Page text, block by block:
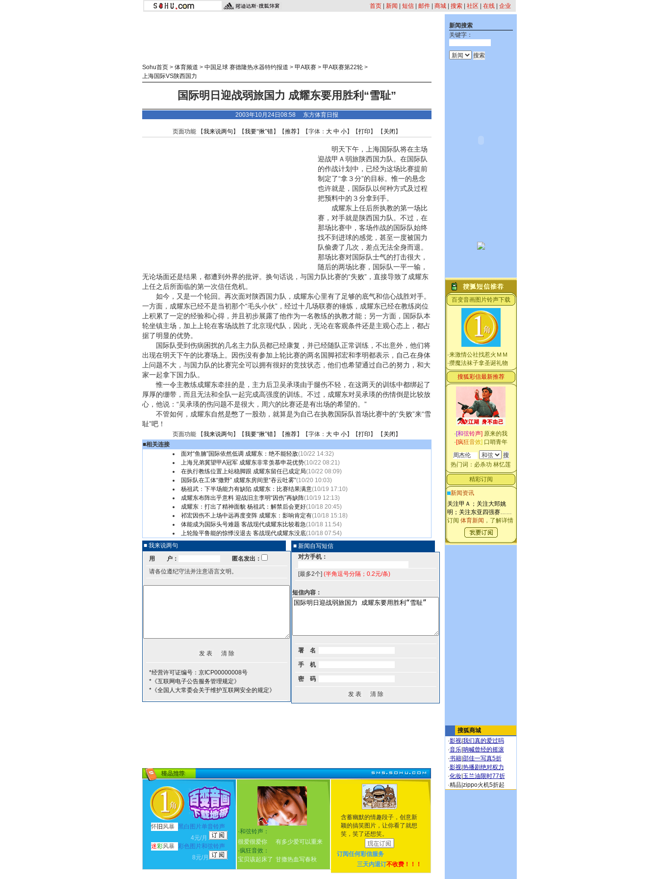
首页 新闻 短信 邮件 商城 搜索 社区 在线 企业
Sohu首页 > 体育频道 > 中国足球 赛德隆热水器特约报道 > 甲A联赛 > 甲A联赛第22轮 >
上海国际VS陕西国力
国际明日迎战弱旅国力 成耀东要用胜利“雪耻”
2003年10月24日08:58 东方体育日报
页面功能 【我来说两句 】【我要“揪”错】【推荐】【字体： 大 中 小】【打印 】 【 关闭 】
明天下午，上海国际队将在主场
迎战甲Ａ弱旅陕西国力队。在国际队
的作战计划中，已经为这场比赛提前
制定了“拿３分”的目标。惟一的悬念
也许就是，国际队以何种方式及过程
把预料中的３分拿到手。
成耀东上任后所执教的第一场比
赛，对手就是陕西国力队。不过，在
那场比赛中，客场作战的国际队始终
找不到进球的感觉，甚至一度被国力
队偷袭了几次，差点无法全身而退。
那场比赛对国际队士气的打击很大，
随后的两场比赛，国际队一平一输，
无论场面还是结果，都遭到外界的批评。换句话说，与国力队比赛的“失败”，直接导致了成耀东
上任之后所面临的第一次信任危机。
如今，又是一个轮回。再次面对陕西国力队，成耀东心里有了足够的底气和信心战胜对手。
一方面，成耀东已经不是当初那个“毛头小伙”，经过十几场联赛的锤炼，成耀东已经在教练岗位
上积累了一定的经验和心得，并且初步展露了他作为一名教练的执教才能；另一方面，国际队本
轮坐镇主场，加上上轮在客场战胜了北京现代队，因此，无论在客观条件还是主观心态上，都占
据了明显的优势。
国际队受到伤病困扰的几名主力队员都已经康复，并已经随队正常训练，不出意外，他们将
出现在明天下午的比赛场上。因伤没有参加上轮比赛的两名国脚祁宏和李明都表示，自己在身体
上问题不大，与国力队的比赛完全可以拥有很好的竞技状态，他们也希望通过自己的努力，和大
家一起拿下国力队。
惟一令主教练成耀东牵挂的是，主力后卫吴承瑛由于腿伤不轻，在这两天的训练中都绑起了
厚厚的绷带，而且无法和全队一起完成高强度的训练。不过，成耀东对吴承瑛的伤情倒是比较放
心，他说：“吴承瑛的伤问题不是很大，周六的比赛还是有出场的希望的。”
不管如何，成耀东自然是憋了一股劲，就算是为自己在执教国际队首场比赛中的“失败”来“雪
耻”吧！
页面功能 【我来说两句 】【我要“揪”错】【推荐】【字体： 大 中 小】【打印 】 【 关闭 】
■相关连接
面对“鱼腩”国际依然低调 成耀东：绝不能轻敌(10/22 14:32)
上海兄弟冀望甲A冠军 成耀东非常羡慕申花优势(10/22 08:21)
在执行教练位置上站稳脚跟 成耀东留任已成定局(10/22 08:09)
国际队在工体“撒野” 成耀东房间里“吞云吐雾”(10/20 10:03)
杨祖武：下半场能力有缺陷 成耀东：比赛结果满意(10/19 17:10)
成耀东布阵出乎意料 迎战旧主李明“因伤”再缺阵(10/19 12:13)
成耀东：打出了精神面貌 杨祖武：解禁后会更好(10/18 20:45)
祁宏因伤不上场中远再度变阵 成耀东：影响肯定有(10/18 15:18)
体能成为国际头号难题 客战现代成耀东比较着急(10/18 11:54)
上轮险平鲁能的惊悸没退去 客战现代成耀东没底(10/18 07:54)
■ 我来说两句
用 户：
匿名发出：
请各位遵纪守法并注意语言文明。
*经营许可证编号：京ICP00000008号
*《互联网电子公告服务管理规定》
*《全国人大常委会关于维护互联网安全的规定》
■ 新闻自写短信
对方手机：
[最多2个] (半角逗号分隔；0.2元/条)
短信内容：
署 名
手 机
密 码
怀 旧 风暴
黑白图片单音铃声
4元/月
迷彩风暴 彩色图片和弦铃声
8元/月
·和弦铃声：
很爱很爱你
有多少爱可以重来
·疯狂音效：
宝贝该起床了 甘撒热血写春秋
含蓄幽默的情趣段子，创意新
颖的搞笑图片，让你看了就想
笑，笑了还想笑。
订阅任何彩信服务
三天内退订不收费！！！
新闻搜索
关键字：
百变音画图片铃声下载
·来激情公社找惹火ＭＭ
·攒魔法袜子拿圣诞礼物
搜狐彩信最新推荐
·[和弦铃声] 原来的我
·[疯狂音效] 口哨青年
热门词： 必杀功 林忆莲
精彩订阅
新闻资讯
关注甲Ａ；关注大郅姚
明；关注东亚四强赛……
订阅 体育新闻 ，了解详情
搜狐商城
·影视| 我们真的爱过吗
·音乐| 呐喊曾经的摇滚
·书籍| 邵佳一写真5折
·影视| 热播剧绝对权力
·化妆| 玉兰油限时77折
·精品| zippo火机5折起